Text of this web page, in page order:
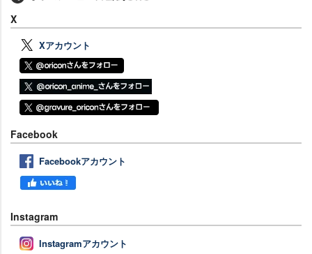
X
Xアカウント
Facebook
Facebookアカウント
Instagram
Instagramアカウント